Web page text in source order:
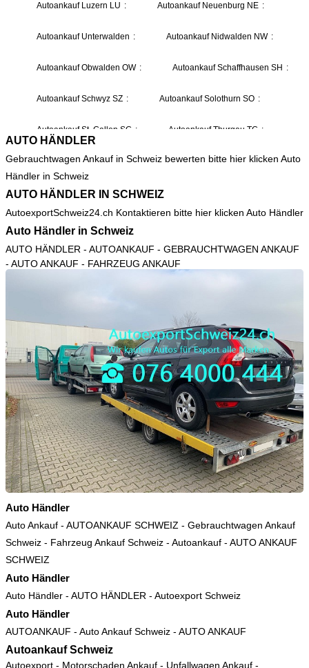
AUTO HÄNDLER
Gebrauchtwagen Ankauf in Schweiz bewerten bitte hier klicken Auto
Händler in Schweiz
AUTO HÄNDLER IN SCHWEIZ
AutoexportSchweiz24.ch Kontaktieren bitte hier klicken Auto Händler
Auto Händler in Schweiz
AUTO HÄNDLER - AUTOANKAUF - GEBRAUCHTWAGEN ANKAUF
- AUTO ANKAUF - FAHRZEUG ANKAUF
Auto Händler
Auto Ankauf - AUTOANKAUF SCHWEIZ - Gebrauchtwagen Ankauf
Schweiz - Fahrzeug Ankauf Schweiz - Autoankauf - AUTO ANKAUF
SCHWEIZ
Auto Händler
Auto Händler - AUTO HÄNDLER - Autoexport Schweiz
Auto Händler
AUTOANKAUF - Auto Ankauf Schweiz - AUTO ANKAUF
Autoankauf Schweiz
Autoexport - Motorschaden Ankauf - Unfallwagen Ankauf -